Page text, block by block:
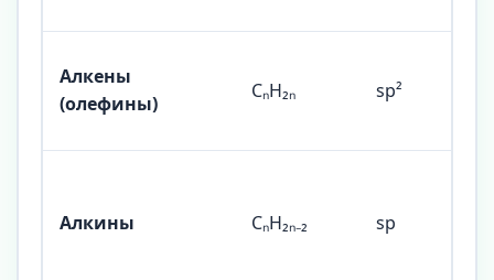
Алкены
(олефины)
CₙH₂ₙ sp²
Алкины CₙH₂ₙ₋₂ sp